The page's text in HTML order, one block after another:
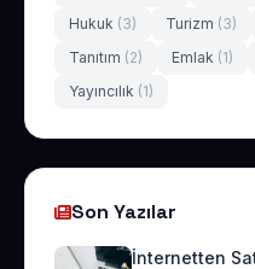
Hukuk (3) Turizm (3)
Tanıtım (2) Emlak (1)
Yayıncılık (1)
Son Yazılar
İnternetten